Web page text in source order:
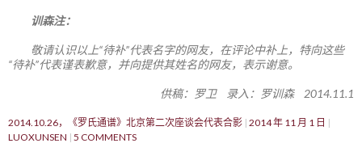
训森注：
敬请认识以上“待补”代表名字的网友，在评论中补上，特向这些
“待补”代表谨表歉意，并向提供其姓名的网友，表示谢意。
供稿：罗卫 录入：罗训森 2014.11.1
2014.10.26，《罗氏通谱》北京第二次座谈会代表合影 2014 年 11 月 1 日
LUOXUNSEN 5 COMMENTS